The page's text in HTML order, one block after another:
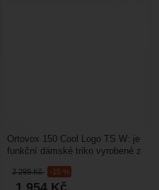
2 299Kč -15 %
Ortovox 150 Cool Logo TS W: je
funkční dámské triko vyrobené z
vláken...